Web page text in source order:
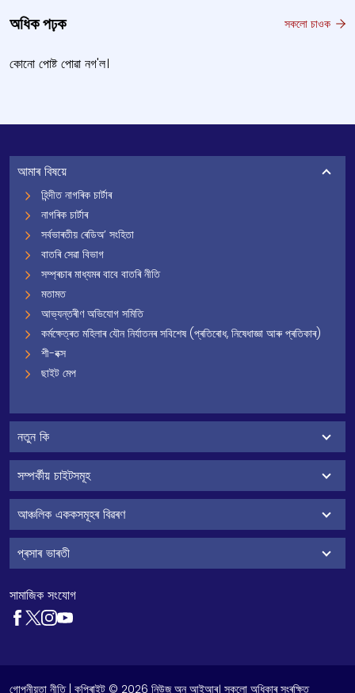
অধিক পঢ়ক সকলো চাওক
কোনো পোষ্ট পোৱা নগ'ল।
আমাৰ বিষয়ে
হিন্দীত নাগৰিক চাৰ্টাৰ
নাগৰিক চাৰ্টাৰ
সৰ্বভাৰতীয় ৰেডিঅ’ সংহিতা
বাতৰি সেৱা বিভাগ
সম্প্ৰচাৰ মাধ্যমৰ বাবে বাতৰি নীতি
মতামত
আভ্যন্তৰীণ অভিযোগ সমিতি
কৰ্মক্ষেত্ৰত মহিলাৰ যৌন নিৰ্যাতনৰ সবিশেষ (প্ৰতিৰোধ, নিষেধাজ্ঞা আৰু প্ৰতিকাৰ)
শী-বক্স
ছাইট মেপ
নতুন কি
সম্পৰ্কীয় চাইটসমূহ
আঞ্চলিক এককসমূহৰ বিৱৰণ
প্ৰসাৰ ভাৰতী
সামাজিক সংযোগ
গোপনীয়তা নীতি| কপিৰাইট © 2026 নিউজ অন আইআৰ। সকলো অধিকাৰ সংৰক্ষিত